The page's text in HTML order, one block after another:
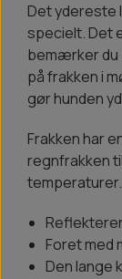
Det ydereste
specielt. Det
bemærker du
på frakken i
gør hunden
Frakken har
regnfrakken
temperaturer.
Foret med
Den lange